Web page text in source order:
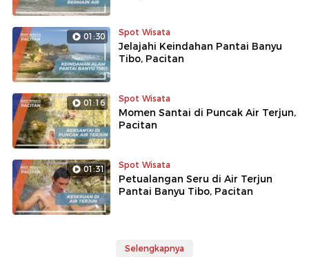
01:30 Spot Wisata
Jelajahi Keindahan Pantai Banyu
Tibo, Pacitan
01:16 Spot Wisata
Momen Santai di Puncak Air Terjun,
Pacitan
01:31 Spot Wisata
Petualangan Seru di Air Terjun
Pantai Banyu Tibo, Pacitan
Selengkapnya